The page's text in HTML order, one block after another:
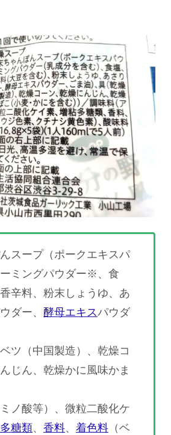
スープ（ポークエキスパ
ミングパウダー※、食
辛料、粉末しょうゆ、あ
ダー、 酵母エキスパウダ
ツ（中国製造）、乾燥コ
じん、乾燥かに風味かま
ミノ酸等）、微粒二酸化ケ
糖類、 香料、 着色料 （ベ